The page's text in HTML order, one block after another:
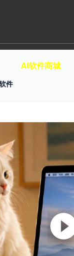
AI软件商城
件